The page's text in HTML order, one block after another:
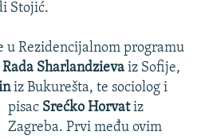
Stojić.
u Rezidencijalnom programu
Rada Sharlandzieva iz Sofije,
iz Bukurešta, te sociolog i
pisac Srećko Horvatiz
Zagreba. Prvi među ovim